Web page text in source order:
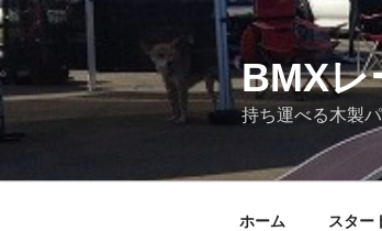
コ
ン
テ
ン
へ
BMXレ
持ち運べる木製
ホーム スター